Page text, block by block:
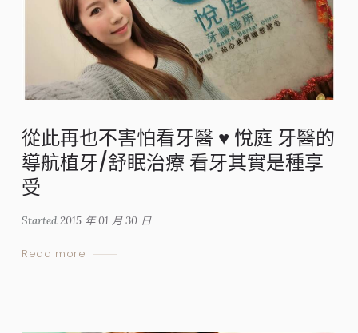
從此再也不害怕看牙醫 ♥ 悅庭 牙醫的
導航植牙/舒眠治療 看牙其實是種享
受
Started2015 年 01 月 30 日
Read more